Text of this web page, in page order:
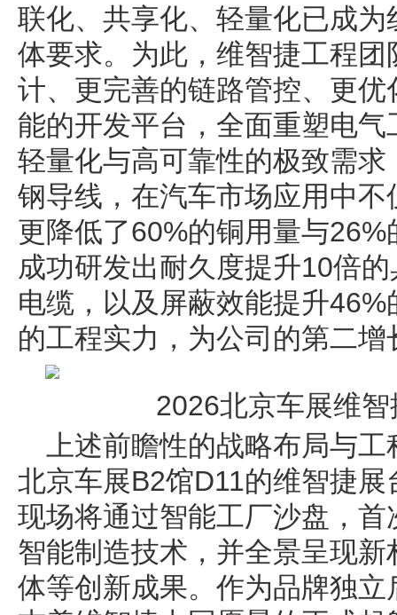
联化、共享化、轻量化已成
体要求。为此，维智捷工程
计、更完善的链路管控、更
能的开发平台，全面重塑电
轻量化与高可靠性的极致需
钢导线，在汽车市场应用中
更降低了60%的铜用量与
成功研发出耐久度提升10倍
电缆，以及屏蔽效能提升
的工程实力，为公司的第二
2026北京车展维
上述前瞻性的战略布局与
北京车展B2馆D11的维智捷
现场将通过智能工厂沙盘，
智能制造技术，并全景呈现
体等创新成果。作为品牌独